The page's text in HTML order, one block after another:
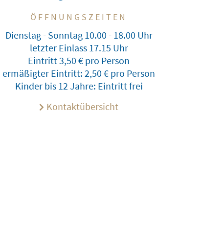
ÖFFNUNGSZEITEN
Dienstag - Sonntag 10.00 - 18.00 Uhr
letzter Einlass 17.15 Uhr
Eintritt 3,50 € pro Person
ermäßigter Eintritt: 2,50 € pro Person
Kinder bis 12 Jahre: Eintritt frei
Kontaktübersicht